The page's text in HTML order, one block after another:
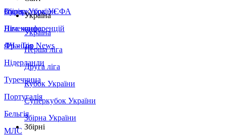
Збірна України
Італія
Німеччина
Франція
Нідерланди
Туреччина
Португалія
Бельгія
МЛС
Суперкубок УЄФА
Ліга конференцій
ЛЧ - Top News
Україна
Україна
Перша ліга
Друга ліга
Кубок України
Суперкубок України
Збірна України
Збірні